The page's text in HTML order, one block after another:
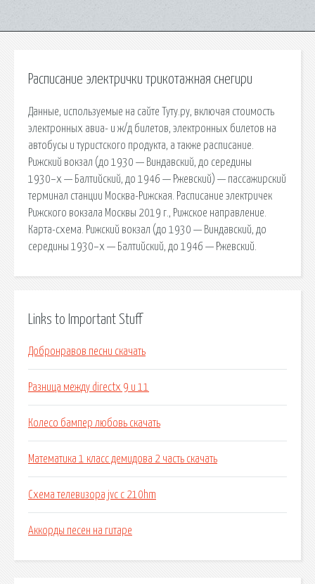
Расписание электрички трикотажная снегири
Данные, используемые на сайте Туту.ру, включая стоимость
электронных авиа- и ж/д билетов, электронных билетов на
автобусы и туристского продукта, а также расписание.
Рижский вокзал (до 1930 — Виндавский, до середины
1930−х — Балтийский, до 1946 — Ржевский) — пассажирский
терминал станции Москва-Рижская. Расписание электричек
Рижского вокзала Москвы 2019 г., Рижское направление.
Карта-схема. Рижский вокзал (до 1930 — Виндавский, до
середины 1930−х — Балтийский, до 1946 — Ржевский.
Links to Important Stuff
Добронравов песни скачать
Разница между directx 9 и 11
Колесо бампер любовь скачать
Математика 1 класс демидова 2 часть скачать
Схема телевизора jvc c 210hm
Аккорды песен на гитаре